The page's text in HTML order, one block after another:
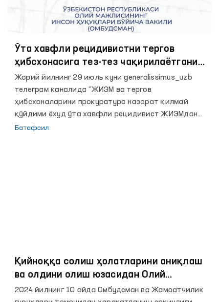
Ўта хавфли рецидивистни тергов
ҳибсхонасига тез-тез чақирилаётгани
ҳақидаги хабар Омбудсман томонидан
ўрганилмоқда
Жорий йилнинг 29 июль куни generalissimus_uzb
телеграм каналида “ЖИЭМ ва тергов
ҳибсхоналарини прокуратура назорат қилмай
қўйдими ёхуд ўта хавфли рецидивист ЖИЭМдан
ИИВ Марказий тергов ҳибсхонасига нега тез-тез
Батафсил
Қийноққа солиш ҳолатларини аниқлаш
ва олдини олиш юзасидан Олий
Мажлиснинг Инсон ҳуқуқлари бўйича
2024 йилнинг 10 ойда Омбудсман ва Жамоатчилик